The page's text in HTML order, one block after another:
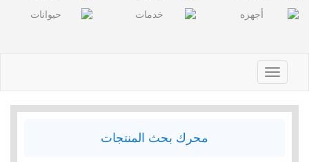
Toggle
navigation
محرك بحث المنتجات